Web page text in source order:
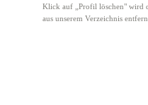
Klick auf „Profil löschen" wird
aus unserem Verzeichnis